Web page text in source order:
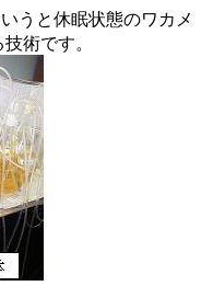
うと休眠状態のワカメ
術です。